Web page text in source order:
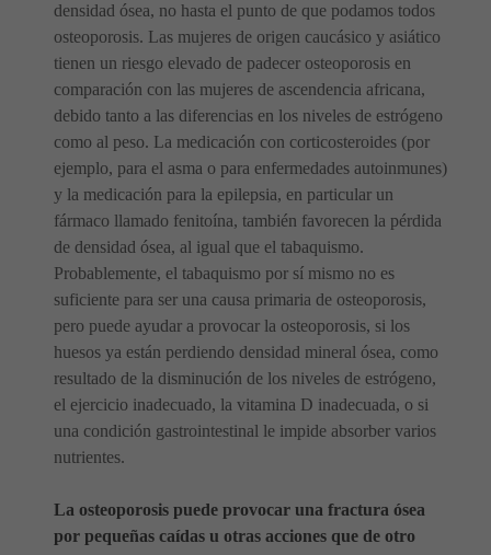
densidad ósea, no hasta el punto de que podamos todos
osteoporosis. Las mujeres de origen caucásico y asiático
tienen un riesgo elevado de padecer osteoporosis en
comparación con las mujeres de ascendencia africana,
debido tanto a las diferencias en los niveles de estrógeno
como al peso. La medicación con corticosteroides (por
ejemplo, para el asma o para enfermedades autoinmunes)
y la medicación para la epilepsia, en particular un
fármaco llamado fenitoína, también favorecen la pérdida
de densidad ósea, al igual que el tabaquismo.
Probablemente, el tabaquismo por sí mismo no es
suficiente para ser una causa primaria de osteoporosis,
pero puede ayudar a provocar la osteoporosis, si los
huesos ya están perdiendo densidad mineral ósea, como
resultado de la disminución de los niveles de estrógeno,
el ejercicio inadecuado, la vitamina D inadecuada, o si
una condición gastrointestinal le impide absorber varios
nutrientes.
La osteoporosis puede provocar una fractura ósea
por pequeñas caídas u otras acciones que de otro